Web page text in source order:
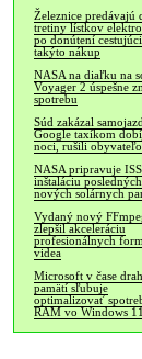
Železnice predávajú
tretiny lístkov
po donútení
takýto nákup
NASA na diaľku na
Voyager 2 úspešne
spotrebu
Súd zakázal
Google taxíkom
noci, rušili
NASA pripravuje
inštaláciu posledných
nových solárnych
Vydaný nový
zlepšil akceleráciu
profesionálnych
videa
Microsoft v čase
pamätí sľubuje
optimalizovať
RAM vo Windows 11